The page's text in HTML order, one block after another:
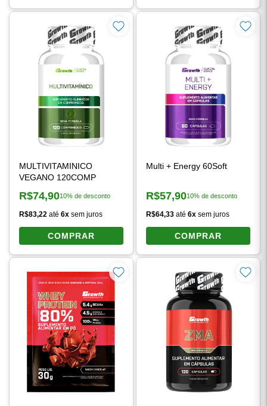
MULTIVITAMINICO
VEGANO 120COMP
Preço à vista:
R$74,9010% de desconto
R$83,22 até6x sem juros
COMPRAR
Multi + Energy 60Soft
Preço à vista:
R$57,9010% de desconto
R$64,33 até 6x sem juros
COMPRAR